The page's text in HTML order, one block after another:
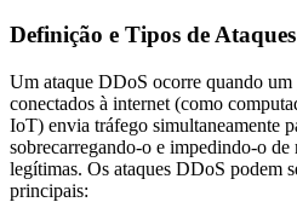
Definição e Tipos de
Um ataque DDoS ocorre quando
conectados à internet (como
IoT) envia tráfego simultaneamente
sobrecarregando-o e impedindo-o de
legítimas. Os ataques DDoS podem
principais: